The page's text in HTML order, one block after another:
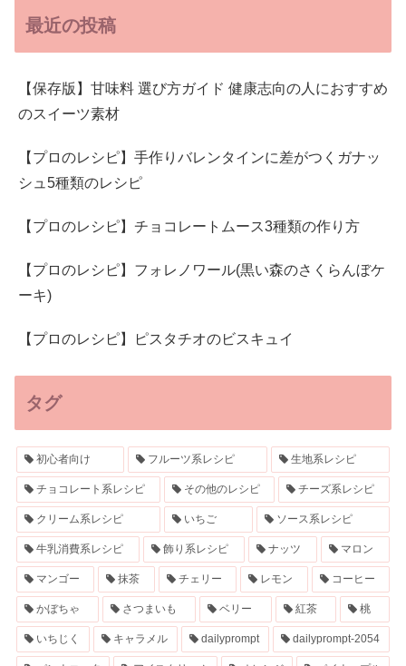
最近の投稿
【保存版】甘味料 選び方ガイド 健康志向の人におすすめ
のスイーツ素材
【プロのレシピ】手作りバレンタインに差がつくガナッ
シュ5種類のレシピ
【プロのレシピ】チョコレートムース3種類の作り方
【プロのレシピ】フォレノワール(黒い森のさくらんぼケ
ーキ)
【プロのレシピ】ピスタチオのビスキュイ
タグ
初心者向け フルーツ系レシピ 生地系レシピ
チョコレート系レシピ その他のレシピ チーズ系レシピ
クリーム系レシピ いちご ソース系レシピ
牛乳消費系レシピ 飾り系レシピ ナッツ マロン
マンゴー 抹茶 チェリー レモン コーヒー
かぼちゃ さつまいも ベリー 紅茶 桃
いちじく キャラメル dailyprompt dailyprompt-2054